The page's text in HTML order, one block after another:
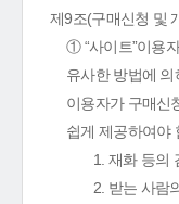
제9조(구매신청 및
① “사이트”이용
유사한 방법에 의
이용자가 구매신
쉽게 제공하여야
1. 재화 등의
2. 받는 사람